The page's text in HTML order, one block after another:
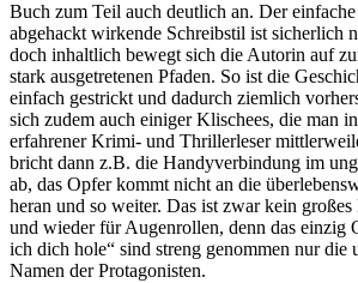
Buch zum Teil auch deutlich an. Der
abgehackt wirkende Schreibstil ist sicherlich
doch inhaltlich bewegt sich die Autorin auf
stark ausgetretenen Pfaden. So ist die
einfach gestrickt und dadurch ziemlich
sich zudem auch einiger Klischees, die man
erfahrener Krimi- und Thrillerleser
bricht dann z.B. die Handyverbindung im
ab, das Opfer kommt nicht an die
heran und so weiter. Das ist zwar kein
und wieder für Augenrollen, denn das einzig
ich dich hole“ sind streng genommen nur die
Namen der Protagonisten.